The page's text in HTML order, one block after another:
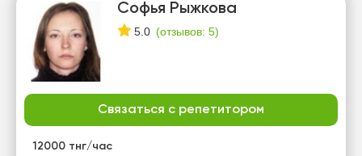
Софья Рыжкова
5.0 (отзывов: 5)
Связаться с репетитором
12000 тнг/час
пн
вт